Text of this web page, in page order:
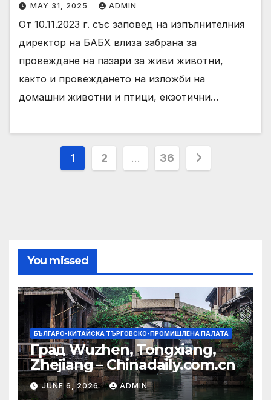
MAY 31, 2025 ADMIN
От 10.11.2023 г. със заповед на изпълнителния
директор на БАБХ влиза забрана за
провеждане на пазари за живи животни,
както и провеждането на изложби на
домашни животни и птици, екзотични…
Posts
1 2 … 36
You missed
БЪЛГАРО-КИТАЙСКА ТЪРГОВСКО-ПРОМИШЛЕНА ПАЛАТА
Град Wuzhen, Tongxiang,
Zhejiang – Chinadaily.com.cn
JUNE 6, 2026 ADMIN